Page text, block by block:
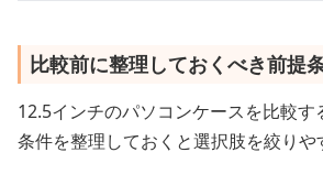
比較前に整理しておくべき前提
12.5インチのパソコンケースを比較す
条件を整理しておくと選択肢を絞りや